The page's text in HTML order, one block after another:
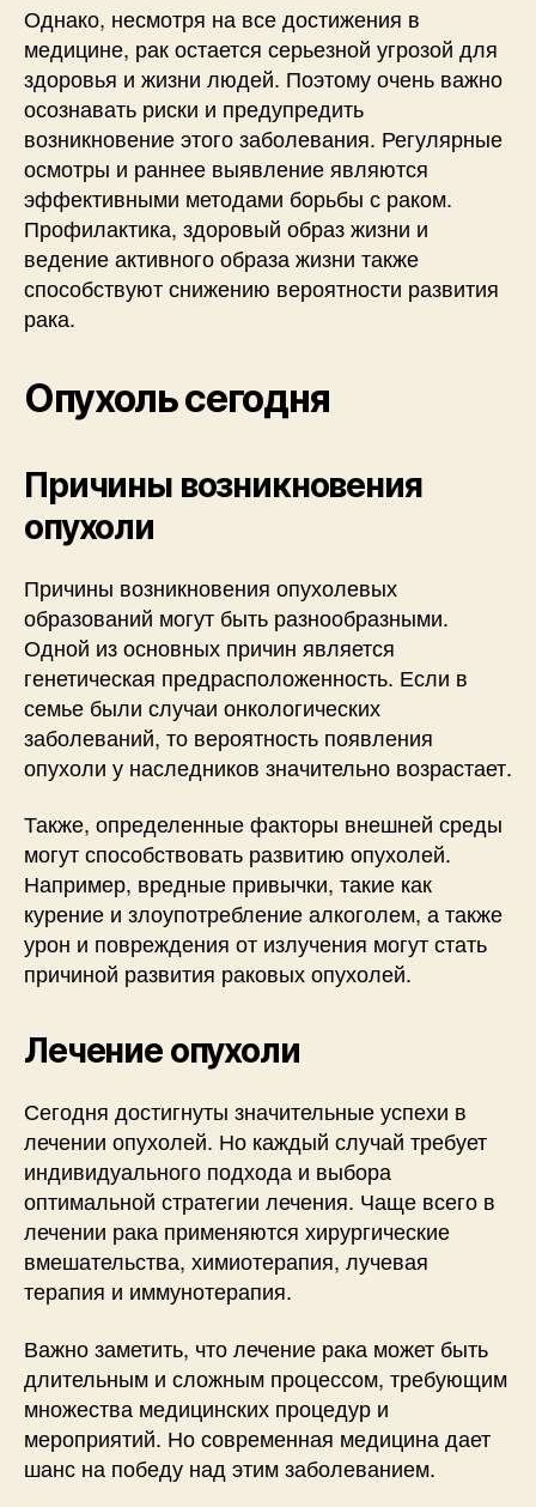
Однако, несмотря на все достижения в
медицине, рак остается серьезной угрозой для
здоровья и жизни людей. Поэтому очень важно
осознавать риски и предупредить
возникновение этого заболевания. Регулярные
осмотры и раннее выявление являются
эффективными методами борьбы с раком.
Профилактика, здоровый образ жизни и
ведение активного образа жизни также
способствуют снижению вероятности развития
рака.
Опухоль сегодня
Причины возникновения
опухоли
Причины возникновения опухолевых
образований могут быть разнообразными.
Одной из основных причин является
генетическая предрасположенность. Если в
семье были случаи онкологических
заболеваний, то вероятность появления
опухоли у наследников значительно возрастает.
Также, определенные факторы внешней среды
могут способствовать развитию опухолей.
Например, вредные привычки, такие как
курение и злоупотребление алкоголем, а также
урон и повреждения от излучения могут стать
причиной развития раковых опухолей.
Лечение опухоли
Сегодня достигнуты значительные успехи в
лечении опухолей. Но каждый случай требует
индивидуального подхода и выбора
оптимальной стратегии лечения. Чаще всего в
лечении рака применяются хирургические
вмешательства, химиотерапия, лучевая
терапия и иммунотерапия.
Важно заметить, что лечение рака может быть
длительным и сложным процессом, требующим
множества медицинских процедур и
мероприятий. Но современная медицина дает
шанс на победу над этим заболеванием.